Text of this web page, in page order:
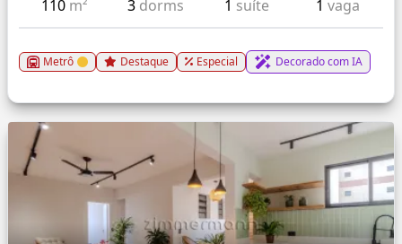
110 m² 3 dorms 1 suíte 1 vaga
Metrô Destaque Especial Decorado com IA